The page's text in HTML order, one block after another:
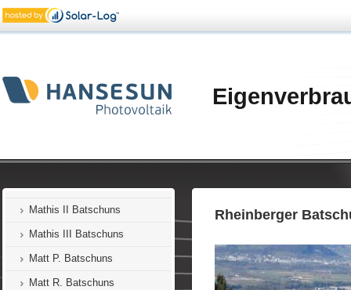
Korbel Batschuns
Linseder Batschuns
Marte-Lins Batschuns
Mathis I Batschuns
Mathis II Batschuns
Mathis III Batschuns
Matt P. Batschuns
Matt R. Batschuns
Rheinberger